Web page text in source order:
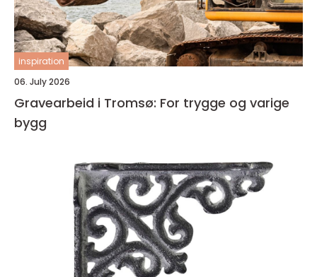
inspiration
06. July 2026
Gravearbeid i Tromsø: For trygge og varige
bygg